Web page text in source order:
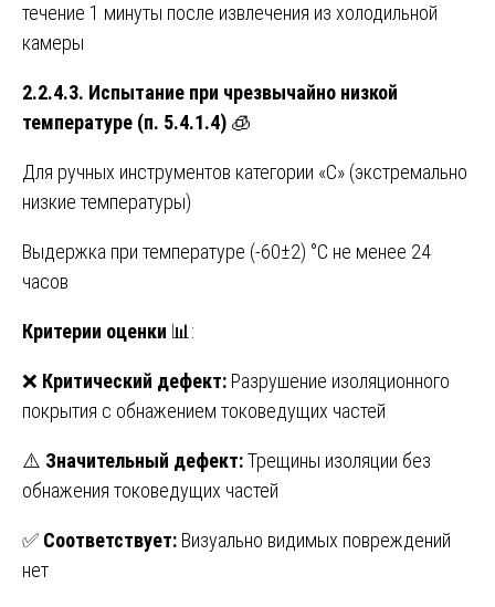
течение 1 минуты после извлечения из холодильной
камеры
2.2.4.3. Испытание при чрезвычайно низкой
температуре (п. 5.4.1.4) 🧊
Для ручных инструментов категории «С» (экстремально
низкие температуры)
Выдержка при температуре (-60±2) °C не менее 24
часов
Критерии оценки 📊:
❌ Критический дефект: Разрушение изоляционного
покрытия с обнажением токоведущих частей
⚠️ Значительный дефект:Трещины изоляции без
обнажения токоведущих частей
✅ Соответствует: Визуально видимых повреждений
нет